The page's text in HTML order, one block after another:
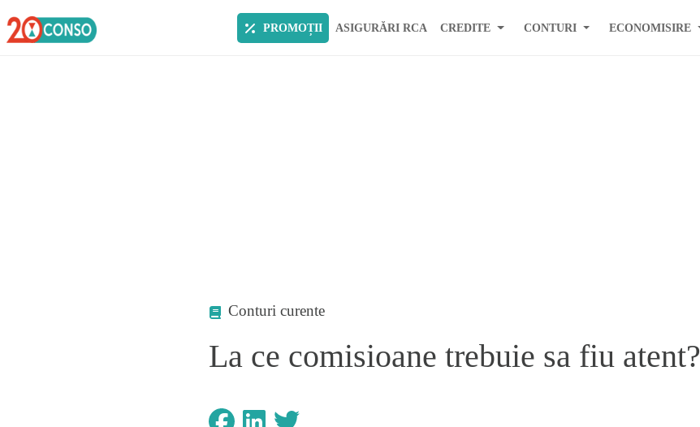
PROMOȚII ASIGURĂRI RCA CREDITE CONTURI ECONOMISIRE
Conturi curente
La ce comisioane trebuie sa fiu atent?